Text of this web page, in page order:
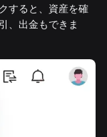
すると、資産を確
、出金もできま